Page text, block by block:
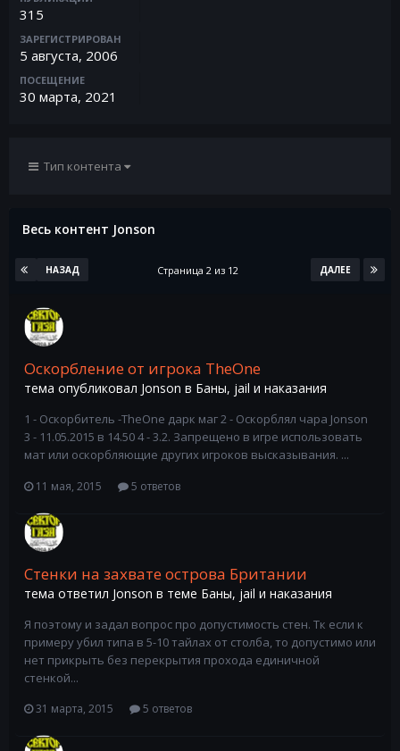
315
ЗАРЕГИСТРИРОВАН
5 августа, 2006
ПОСЕЩЕНИЕ
30 марта, 2021
Тип контента
Весь контент Jonson
НАЗАД ДАЛЕЕ
Страница 2 из 12
Оскорбление от игрока TheOne
тема опубликовал Jonson в Баны, jail и наказания
1 - Оскорбитель -TheOne дарк маг 2 - Оскорблял чара Jonson
3 - 11.05.2015 в 14.50 4 - 3.2. Запрещено в игре использовать
мат или оскорбляющие других игроков высказывания. ...
11 мая, 2015 5 ответов
Стенки на захвате острова Британии
тема ответил Jonson в теме Баны, jail и наказания
Я поэтому и задал вопрос про допустимость стен. Тк если к
примеру убил типа в 5-10 тайлах от столба, то допустимо или
нет прикрыть без перекрытия прохода единичной
стенкой...
31 марта, 2015 5 ответов